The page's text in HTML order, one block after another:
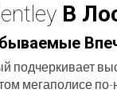
В
подчеркивает
мегаполисе